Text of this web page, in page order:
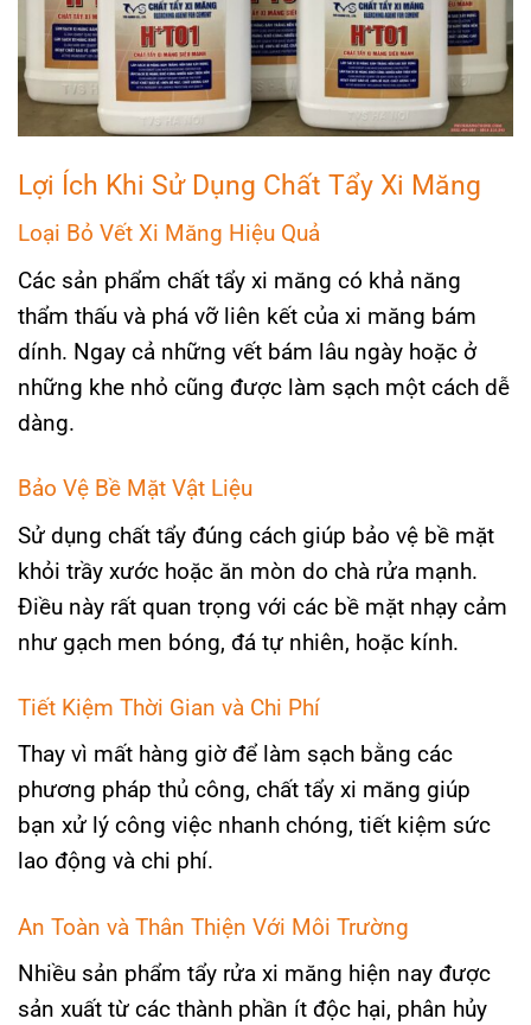
Lợi Ích Khi Sử Dụng Chất Tẩy Xi Măng
Loại Bỏ Vết Xi Măng Hiệu Quả
Các sản phẩm chất tẩy xi măng có khả năng
thẩm thấu và phá vỡ liên kết của xi măng bám
dính. Ngay cả những vết bám lâu ngày hoặc ở
những khe nhỏ cũng được làm sạch một cách dễ
dàng.
Bảo Vệ Bề Mặt Vật Liệu
Sử dụng chất tẩy đúng cách giúp bảo vệ bề mặt
khỏi trầy xước hoặc ăn mòn do chà rửa mạnh.
Điều này rất quan trọng với các bề mặt nhạy cảm
như gạch men bóng, đá tự nhiên, hoặc kính.
Tiết Kiệm Thời Gian và Chi Phí
Thay vì mất hàng giờ để làm sạch bằng các
phương pháp thủ công, chất tẩy xi măng giúp
bạn xử lý công việc nhanh chóng, tiết kiệm sức
lao động và chi phí.
An Toàn và Thân Thiện Với Môi Trường
Nhiều sản phẩm tẩy rửa xi măng hiện nay được
sản xuất từ các thành phần ít độc hại, phân hủy